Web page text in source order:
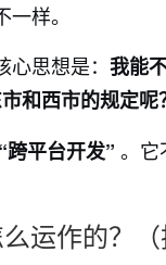
样。
心思想是：我能
和西市的规定呢
“跨平台开发” 。它
运作的？